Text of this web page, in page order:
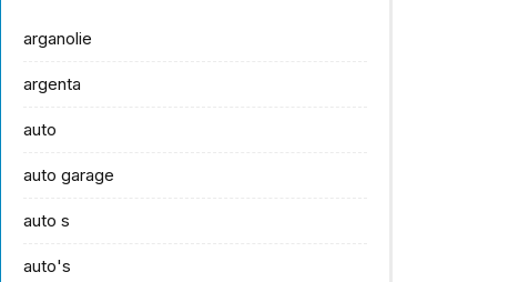
arganolie
argenta
auto
auto garage
auto s
auto's